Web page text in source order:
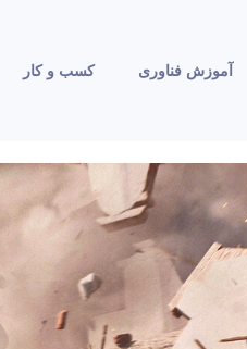
آموزش فناوری کسب و کار